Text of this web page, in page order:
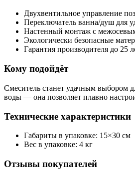
Двухвентильное управление
Переключатель ванна/душ для
Настенный монтаж с
Экологически безопасные
Гарантия производителя до 25
Кому подойдёт
Смеситель станет удачным выбором
воды — она позволяет плавно
Технические характеристики
Габариты в упаковке: 15×30 см
Вес в упаковке: 4 кг
Отзывы покупателей